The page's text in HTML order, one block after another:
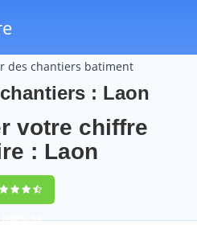
des chantiers batiment
: Laon
votre chiffre
: Laon
(100%)54